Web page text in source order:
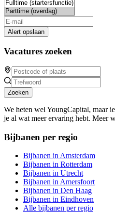
Alert opslaan
Vacatures zoeken
Zoeken
We heten wel YoungCapital, maar
je al wat meer ervaring hebt. Meer
Bijbanen per regio
Bijbanen in Amsterdam
Bijbanen in Rotterdam
Bijbanen in Utrecht
Bijbanen in Amersfoort
Bijbanen in Den Haag
Bijbanen in Eindhoven
Alle bijbanen per regio